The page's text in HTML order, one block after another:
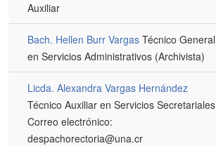
Auxiliar
Bach. Hellen Burr Vargas Técnico General
en Servicios Administrativos (Archivista)
Licda. Alexandra Vargas Hernández
Técnico Auxiliar en Servicios Secretariales
Correo electrónico:
despachorectoria@una.cr